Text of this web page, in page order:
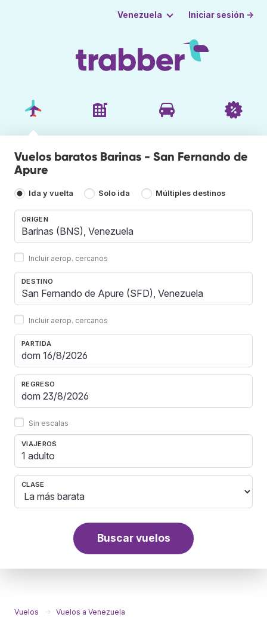
Venezuela Iniciar sesión →
Vuelos baratos Barinas - San Fernando de
Apure
Ida y vuelta Solo ida Múltiples destinos
ORIGEN
Incluir aerop. cercanos
DESTINO
Incluir aerop. cercanos
PARTIDA
REGRESO
Sin escalas
VIAJEROS
1 adulto
CLASE
Buscar vuelos
Vuelos
Vuelos a Venezuela